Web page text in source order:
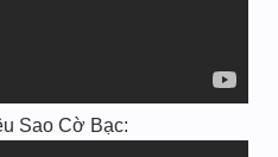
Sao Cờ Bạc: